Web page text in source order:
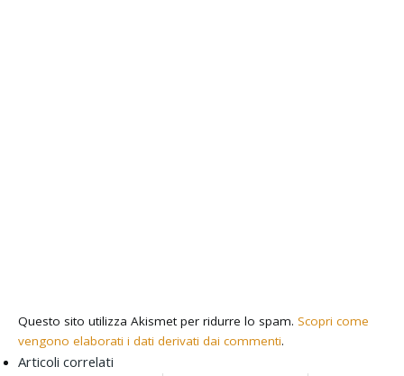
Questo sito utilizza Akismet per ridurre lo spam. Scopri come
vengono elaborati i dati derivati dai commenti.
Articoli correlati